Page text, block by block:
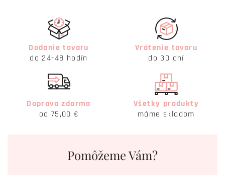
Dodanie tovaru
do 24-48 hodín
Vrátenie tovaru
do 30 dní
Doprava zdarma
od 75,00 €
Všetky produkty
máme skladom
Pomôžeme Vám?